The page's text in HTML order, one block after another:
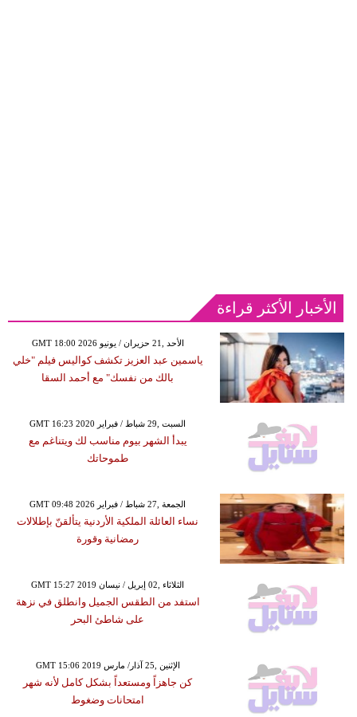
الأخبار الأكثر قراءة
GMT 18:00 2026 الأحد ,21 حزيران / يونيو
ياسمين عبد العزيز تكشف كواليس فيلم "خلي
بالك من نفسك" مع أحمد السقا
GMT 16:23 2020 السبت ,29 شباط / فبراير
يبدأ الشهر بيوم مناسب لك ويتناغم مع
طموحاتك
GMT 09:48 2026 الجمعة ,27 شباط / فبراير
نساء العائلة الملكية الأردنية يتألقنّ بإطلالات
رمضانية وقورة
GMT 15:27 2019 الثلاثاء ,02 إبريل / نيسان
استفد من الطقس الجميل وانطلق في نزهة
على شاطئ البحر
GMT 15:06 2019 الإثنين ,25 آذار/ مارس
كن جاهزاً ومستعداً بشكل كامل لأنه شهر
امتحانات وضغوط